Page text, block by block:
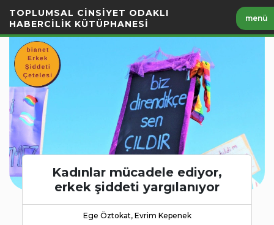
Geç
TOPLUMSAL CİNSİYET ODAKLI
HABERCİLİK KÜTÜPHANESİ
menü
Kadınlar mücadele ediyor,
erkek şiddeti yargılanıyor
Ege Öztokat, Evrim Kepenek